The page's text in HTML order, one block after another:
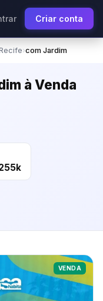
Criar conta
›com Jardim
à Venda
VENDA